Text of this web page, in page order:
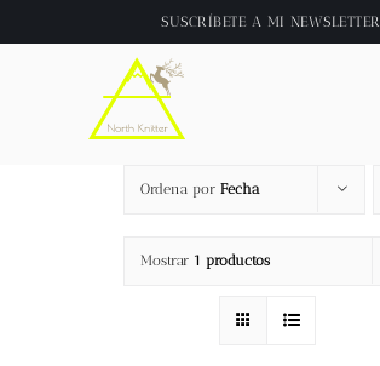
al
SUSCRÍBETE A MI NEWSLETTER
About
Tienda
Ordena por Fecha
Mostrar 1 productos